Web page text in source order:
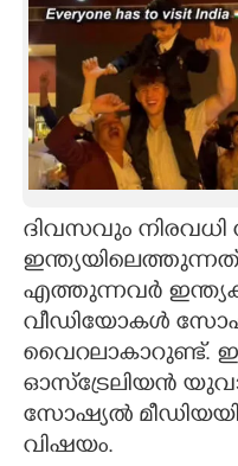
INFO+
ART
ASTRO
CARTOONS
LITERATURE
ZOOM
CONTACT US
ദിവസവും
എത്തുന്നവർ
വീഡിയോകൾ
വെെറലാകാറുണ്ട്.
ഓസ്ട്രേലിയൻ
സോഷ്യൽ
വിഷയം.